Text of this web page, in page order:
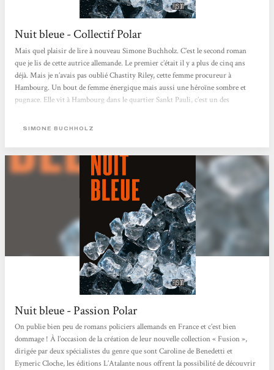
Nuit bleue - Collectif Polar
Mais quel plaisir de lire à nouveau Simone Buchholz. C’est le second roman
que je lis de cette autrice allemande. Le premier c’était il y a plus de cinq ans
déjà. Mais je n’avais pas oublié Chastity Riley, cette femme procureur à
Hambourg. Un bout de femme énergique mais aussi une héroïne sombre et
pugnace. Elle vit à Hambourg dans le quartier Sankt Pauli, c’est un des
Le quartier de St. Pauli est particulièrement célèbre pour son quartier rouge
SIMONE BUCHHOLZ
Nuit bleue - Passion Polar
On publie bien peu de romans policiers allemands en France et c’est bien
dommage ! À l’occasion de la création de leur nouvelle collection « Fusion »,
dirigée par deux spécialistes du genre que sont Caroline de Benedetti et
Eymeric Cloche, les éditions L’Atalante nous offrent la possibilité de découvrir